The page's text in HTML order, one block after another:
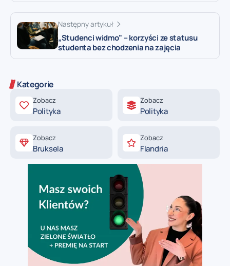
Następny artykuł
„Studenci widmo” – korzyści ze statusu
studenta bez chodzenia na zajęcia
Kategorie
Zobacz
Polityka
Zobacz
Polityka
Zobacz
Bruksela
Zobacz
Flandria